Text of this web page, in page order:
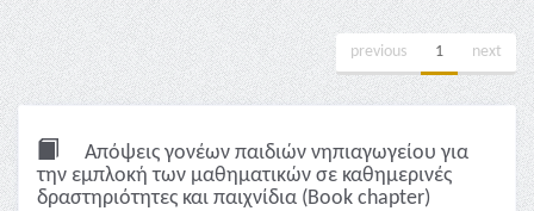
previous 1 next
Απόψεις γονέων παιδιών νηπιαγωγείου για
την εμπλοκή των μαθηματικών σε καθημερινές
δραστηριότητες και παιχνίδια (Book chapter)